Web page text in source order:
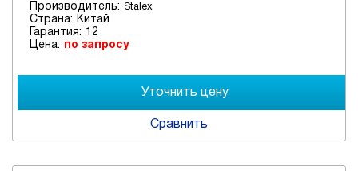
Производитель: Stalex
Страна:
Китай
Гарантия: 12
Цена: по запросу
Сравнить